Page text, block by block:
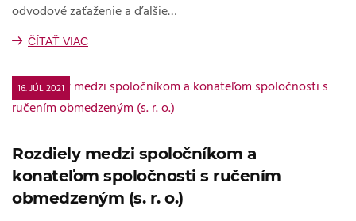
odvodové zaťaženie a ďalšie…
ČÍTAŤ VIAC
16. JÚL 2021
Rozdiely medzi spoločníkom a
konateľom spoločnosti s ručením
obmedzeným (s. r. o.)